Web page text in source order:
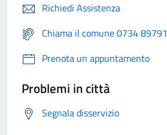
Richiedi Assistenza
Chiama il comune 0734 89791
Prenota un appuntamento
Problemi in città
Segnala disservizio